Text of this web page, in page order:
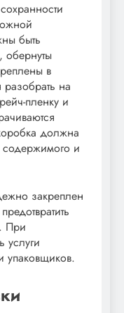
быть
обернуты
в
на
пленку и
должна
содержимого и
закреплен
При
услуги
упаковщиков.